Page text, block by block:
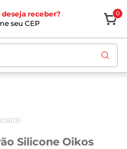
receber?
seu CEP
0
1091131
Silicone Oikos